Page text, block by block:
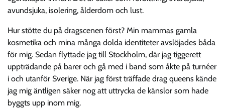
avundsjuka, isolering, ålderdom och lust.
Hur stötte du på dragscenen först? Min mammas gamla
kosmetika och mina många dolda identiteter avslöjades båda
för mig. Sedan flyttade jag till Stockholm, där jag tiggerett
uppträdande på barer och gå med i band som åkte på turnéer
i och utanför Sverige. När jag först träffade drag queens kände
jag mig äntligen säker nog att uttrycka de känslor som hade
byggts upp inom mig.